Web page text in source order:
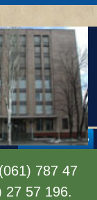
Відкрити меню
787 47
27 57 196.